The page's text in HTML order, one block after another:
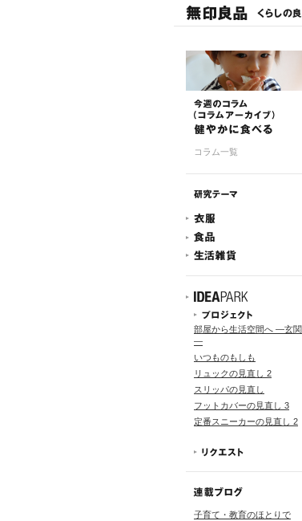
コラム一覧
部屋から生活空間へ ―玄関
―
いつものもしも
リュックの見直し 2
スリッパの見直し
フットカバーの見直し 3
定番スニーカーの見直し 2
子育て・教育のほとりで